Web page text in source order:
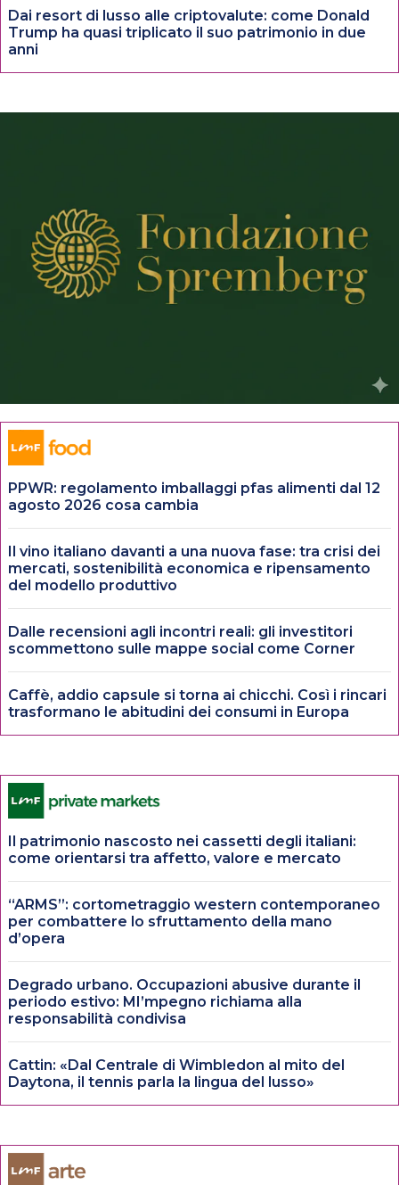
Dai resort di lusso alle criptovalute: come Donald
Trump ha quasi triplicato il suo patrimonio in due
anni
PPWR: regolamento imballaggi pfas alimenti dal 12
agosto 2026 cosa cambia
Il vino italiano davanti a una nuova fase: tra crisi dei
mercati, sostenibilità economica e ripensamento
del modello produttivo
Dalle recensioni agli incontri reali: gli investitori
scommettono sulle mappe social come Corner
Caffè, addio capsule si torna ai chicchi. Così i rincari
trasformano le abitudini dei consumi in Europa
Il patrimonio nascosto nei cassetti degli italiani:
come orientarsi tra affetto, valore e mercato
“ARMS”: cortometraggio western contemporaneo
per combattere lo sfruttamento della mano
d’opera
Degrado urbano. Occupazioni abusive durante il
periodo estivo: MI’mpegno richiama alla
responsabilità condivisa
Cattin: «Dal Centrale di Wimbledon al mito del
Daytona, il tennis parla la lingua del lusso»